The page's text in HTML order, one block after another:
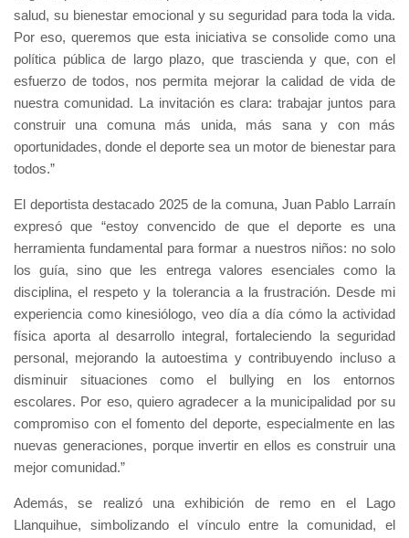
salud, su bienestar emocional y su seguridad para toda la vida.
Por eso, queremos que esta iniciativa se consolide como una
política pública de largo plazo, que trascienda y que, con el
esfuerzo de todos, nos permita mejorar la calidad de vida de
nuestra comunidad. La invitación es clara: trabajar juntos para
construir una comuna más unida, más sana y con más
oportunidades, donde el deporte sea un motor de bienestar para
todos.”
El deportista destacado 2025 de la comuna, Juan Pablo Larraín
expresó que “estoy convencido de que el deporte es una
herramienta fundamental para formar a nuestros niños: no solo
los guía, sino que les entrega valores esenciales como la
disciplina, el respeto y la tolerancia a la frustración. Desde mi
experiencia como kinesiólogo, veo día a día cómo la actividad
física aporta al desarrollo integral, fortaleciendo la seguridad
personal, mejorando la autoestima y contribuyendo incluso a
disminuir situaciones como el bullying en los entornos
escolares. Por eso, quiero agradecer a la municipalidad por su
compromiso con el fomento del deporte, especialmente en las
nuevas generaciones, porque invertir en ellos es construir una
mejor comunidad.”
Además, se realizó una exhibición de remo en el Lago
Llanquihue, simbolizando el vínculo entre la comunidad, el